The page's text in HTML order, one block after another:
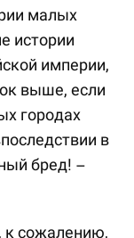
малых
истории
империи,
выше, если
городах
в
бред! –
к сожалению,